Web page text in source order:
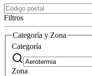
Filtros
Categoría y Zona
Categoría
Zona